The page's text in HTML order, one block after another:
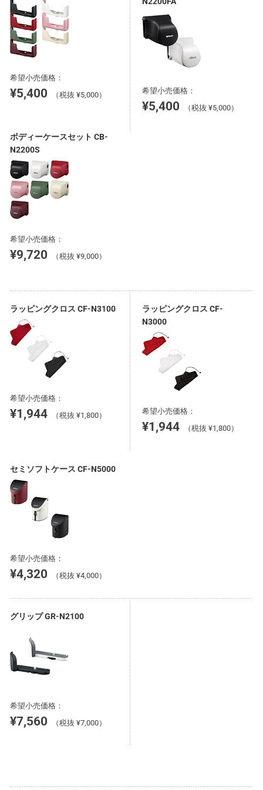
希望小売価格：
¥5,400 （税抜 ¥5,000） 希望小売価格：
¥5,400 （税抜 ¥5,000）
ボディーケースセット CB-
N2200S
希望小売価格：
¥9,720 （税抜 ¥9,000）
ラッピングクロス CF-N3100
希望小売価格：
¥1,944 （税抜 ¥1,800）
ラッピングクロス CF-
N3000
希望小売価格：
¥1,944 （税抜 ¥1,800）
セミソフトケース CF-N5000
希望小売価格：
¥4,320 （税抜 ¥4,000）
グリップ GR-N2100
希望小売価格：
¥7,560 （税抜 ¥7,000）